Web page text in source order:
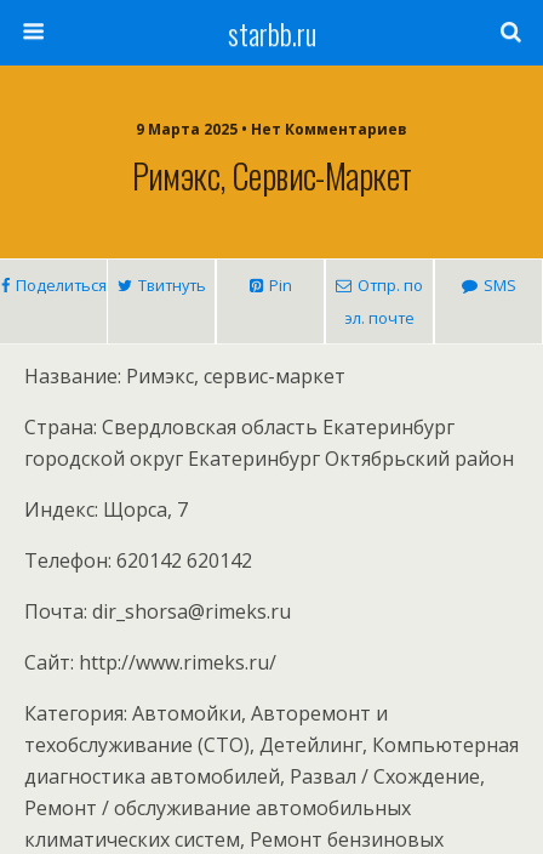
starbb.ru
9 Марта 2025 • Нет Комментариев
Римэкс, Сервис-Маркет
Поделиться Твитнуть Pin
Отпр. по
эл. почте
SMS
Название: Римэкс, сервис-маркет
Страна: Свердловская область Екатеринбург
городской округ Екатеринбург Октябрьский район
Индекс: Щорса, 7
Телефон: 620142 620142
Почта: dir_shorsa@rimeks.ru
Cайт: http://www.rimeks.ru/
Категория: Автомойки, Авторемонт и
техобслуживание (СТО), Детейлинг, Компьютерная
диагностика автомобилей, Развал / Схождение,
Ремонт / обслуживание автомобильных
климатических систем, Ремонт бензиновых